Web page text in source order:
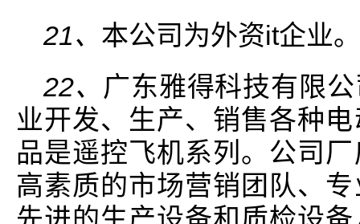
21、 本公司为外资it企业。
22、 广东雅得科技有限
业开发、生产、销售各种
品是遥控飞机系列。公司
高素质的市场营销团队、